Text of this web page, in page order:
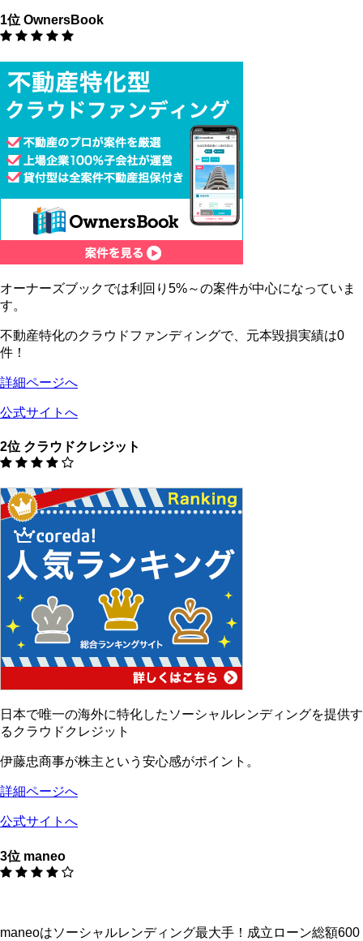
1位 OwnersBook
オーナーズブックでは利回り5%～の案件が中心になっていま
す。
不動産特化のクラウドファンディングで、元本毀損実績は0
件！
詳細ページへ
公式サイトへ
2位 クラウドクレジット
日本で唯一の海外に特化したソーシャルレンディングを提供す
るクラウドクレジット
伊藤忠商事が株主という安心感がポイント。
詳細ページへ
公式サイトへ
3位 maneo
maneoはソーシャルレンディング最大手！成立ローン総額600